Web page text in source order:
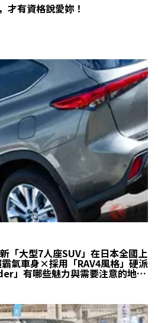
才有資格說愛妳！
「大型7人座SUV」在日本全國上
氣車身×採用「RAV4風格」硬派
」有哪些魅力與需要注意的地